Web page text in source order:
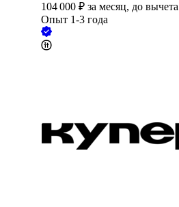
104 000 ₽ за месяц, до
Опыт 1-3 года